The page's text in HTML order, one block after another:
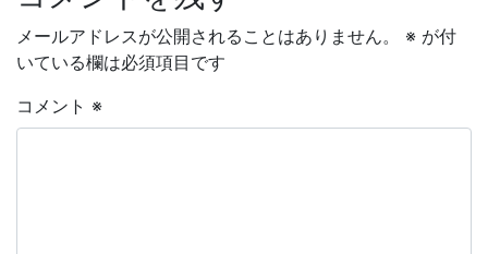
メールアドレスが公開されることはありません。 ※ が付
いている欄は必須項目です
コメント ※